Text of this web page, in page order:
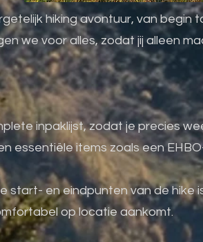
hiking avontuur, van begin
we voor alles, zodat jij alleen
inpaklijst, zodat je precies
essentiële items zoals een
start- en eindpunten van de hike
op locatie aankomt.